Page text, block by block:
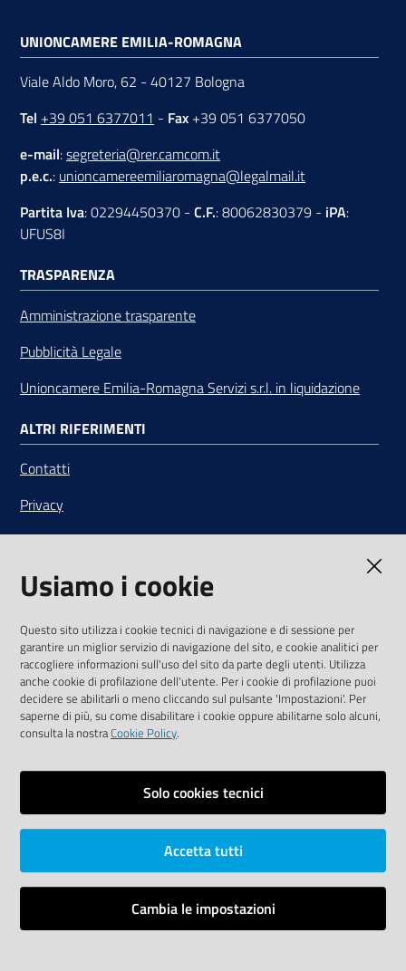
UNIONCAMERE EMILIA-ROMAGNA
Viale Aldo Moro, 62 - 40127 Bologna
Tel +39 051 6377011 - Fax +39 051 6377050
e-mail:segreteria@rer.camcom.it
p.e.c.: unioncamereemiliaromagna@legalmail.it
Partita Iva: 02294450370 - C.F.: 80062830379 - iPA:
UFUS8I
TRASPARENZA
Amministrazione trasparente
Pubblicità Legale
Unioncamere Emilia-Romagna Servizi s.r.l. in liquidazione
ALTRI RIFERIMENTI
Contatti
Privacy
Note legali
Media Policy
SEGUICI SU
YoutubeTwitterLinkedinFacebookInstagram
Vai alla pagina
Area riservata
Dichiarazione di accessibilità
Credits
Usiamo i cookie
Questo sito utilizza i cookie tecnici di navigazione e di sessione per
garantire un miglior servizio di navigazione del sito, e cookie analitici per
raccogliere informazioni sull'uso del sito da parte degli utenti. Utilizza
anche cookie di profilazione dell'utente. Per i cookie di profilazione puoi
decidere se abilitarli o meno cliccando sul pulsante 'Impostazioni'. Per
saperne di più, su come disabilitare i cookie oppure abilitarne solo alcuni,
consulta la nostraCookie Policy.
Solo cookies tecnici
Accetta tutti
Cambia le impostazioni